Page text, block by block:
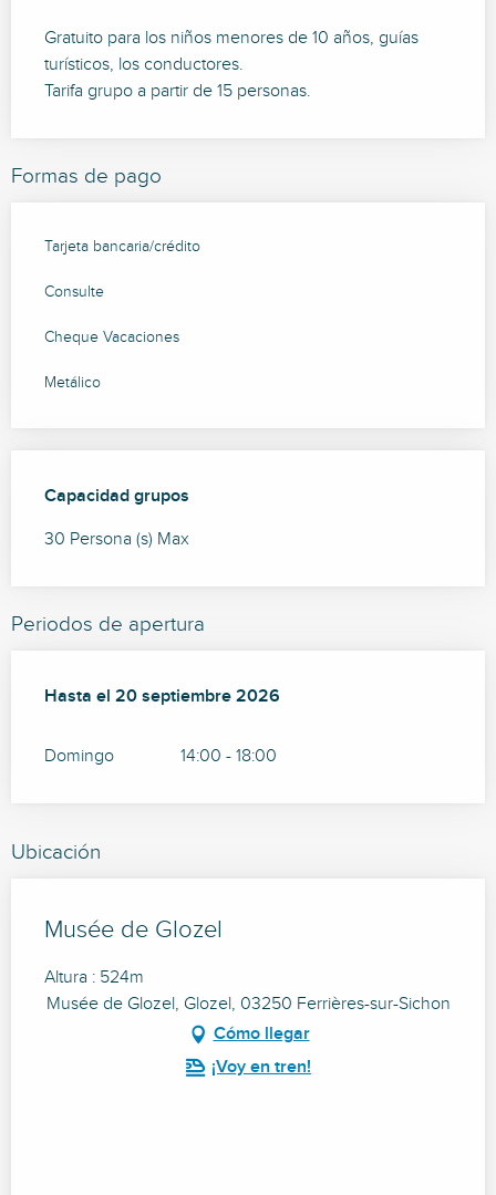
Gratuito para los niños menores de 10 años, guías
turísticos, los conductores.
Tarifa grupo a partir de 15 personas.
Formas de pago
Tarjeta bancaria/crédito
Consulte
Cheque Vacaciones
Metálico
Capacidad grupos
Capacidad grupos
30 Persona (s) Max
Periodos de apertura
Del21 junio 2026al20 septiembre 2026
Hasta el 20 septiembre 2026
Domingo 14:00 - 18:00
Ubicación
Musée de Glozel
Altura : 524m
Musée de Glozel, Glozel, 03250 Ferrières-sur-Sichon
Cómo llegar
¡Voy en tren!